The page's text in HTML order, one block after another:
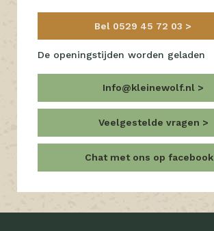
Bel 0529 45 72 03
De openingstijden worden geladen
Info@kleinewolf.nl
Veelgestelde vragen
Chat met ons op facebook